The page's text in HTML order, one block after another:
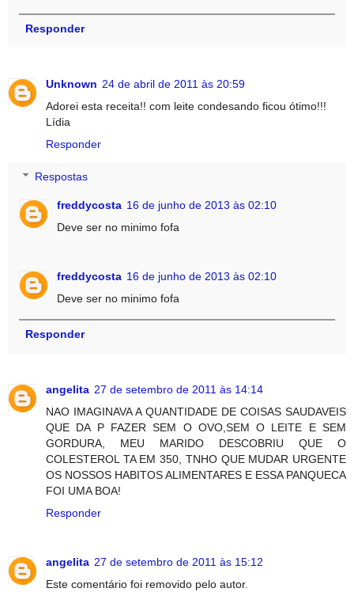
Responder
Unknown 24 de abril de 2011 às 20:59
Adorei esta receita!! com leite condesando ficou ótimo!!!
Lídia
Responder
Respostas
freddycosta 16 de junho de 2013 às 02:10
Deve ser no minimo fofa
freddycosta 16 de junho de 2013 às 02:10
Deve ser no minimo fofa
Responder
angelita 27 de setembro de 2011 às 14:14
NAO IMAGINAVA A QUANTIDADE DE COISAS SAUDAVEIS
QUE DA P FAZER SEM O OVO,SEM O LEITE E SEM
GORDURA, MEU MARIDO DESCOBRIU QUE O
COLESTEROL TA EM 350, TNHO QUE MUDAR URGENTE
OS NOSSOS HABITOS ALIMENTARES E ESSA PANQUECA
FOI UMA BOA!
Responder
angelita 27 de setembro de 2011 às 15:12
Este comentário foi removido pelo autor.